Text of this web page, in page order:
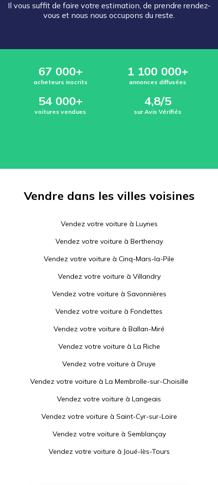
Il vous suffit de faire votre estimation, de prendre rendez-
vous et nous nous occupons du reste.
67 000+
acheteurs inscrits
1 100 000+
annonces diffusées
54 000+
voitures vendues
4,8/5
sur Avis Vérifiés
Vendre dans les villes voisines
Vendez votre voiture à Luynes
Vendez votre voiture à Berthenay
Vendez votre voiture à Cinq-Mars-la-Pile
Vendez votre voiture à Villandry
Vendez votre voiture à Savonnières
Vendez votre voiture à Fondettes
Vendez votre voiture à Ballan-Miré
Vendez votre voiture à La Riche
Vendez votre voiture à Druye
Vendez votre voiture à La Membrolle-sur-Choisille
Vendez votre voiture à Langeais
Vendez votre voiture à Saint-Cyr-sur-Loire
Vendez votre voiture à Semblançay
Vendez votre voiture à Joué-lès-Tours